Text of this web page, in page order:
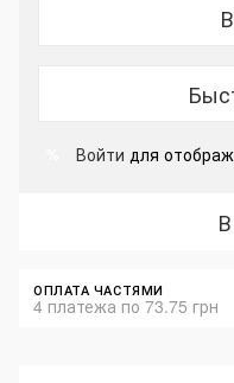
Войти для
ОПЛАТА ЧАСТЯМИ
4 платежа по 73.75 грн